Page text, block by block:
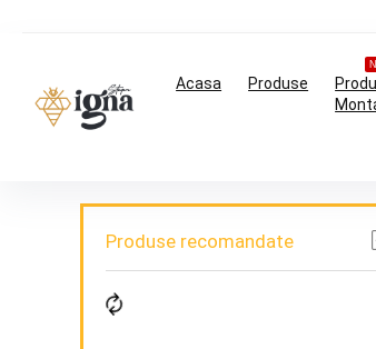
Acasa Produse
Produse recomandate